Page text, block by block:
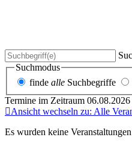
Suchmodus
finde alle Suchbegriffe
Termine im Zeitraum
Ansicht wechseln zu: Alle
Es wurden keine